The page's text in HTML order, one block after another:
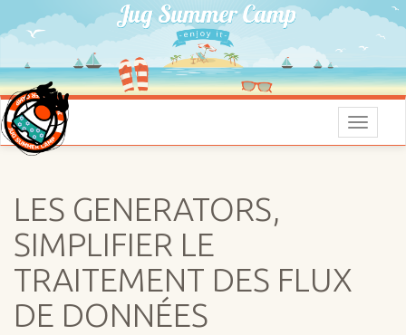
Menu
LES GENERATORS,
SIMPLIFIER LE
TRAITEMENT DES FLUX
DE DONNÉES